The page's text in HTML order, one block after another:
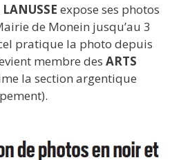
expose ses photos
de Monein jusqu’au 3
pratique la photo depuis
membre des ARTS
la section argentique